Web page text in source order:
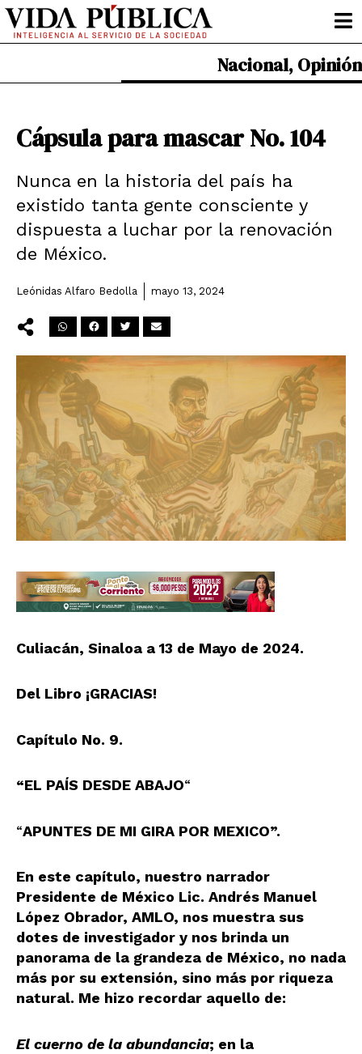
Ir
contenido
Nacional, Opinión
Cápsula para mascar No. 104
Nunca en la historia del país ha
existido tanta gente consciente y
dispuesta a luchar por la renovación
de México.
Leónidas Alfaro Bedolla mayo 13, 2024
Culiacán, Sinaloa a 13 de Mayo de 2024.
Del Libro ¡GRACIAS!
Capítulo No. 9.
“EL PAÍS DESDE ABAJO“
“APUNTES DE MI GIRA POR MEXICO”.
En este capítulo, nuestro narrador
Presidente de México Lic. Andrés Manuel
López Obrador, AMLO, nos muestra sus
dotes de investigador y nos brinda un
panorama de la grandeza de México, no nada
más por su extensión, sino más por riqueza
natural. Me hizo recordar aquello de:
El cuerno de la abundancia; en la